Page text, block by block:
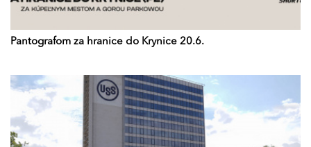
Pantografom za hranice do Krynice 20.6.